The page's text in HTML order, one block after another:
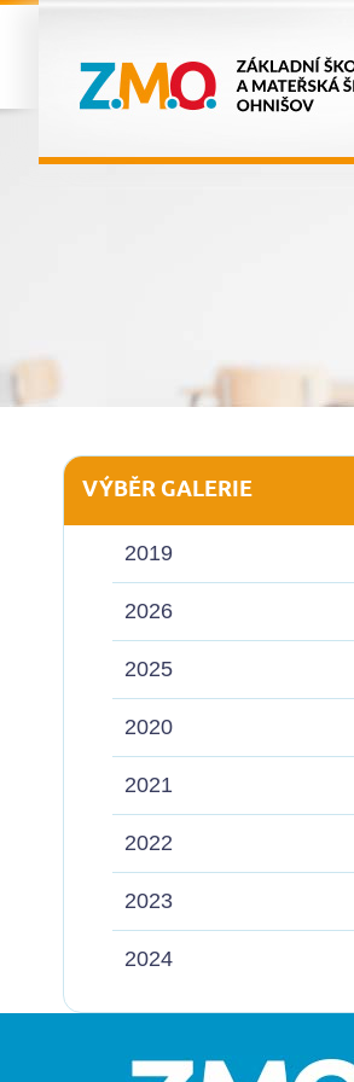
VÝBĚR GALERIE
2019
2026
2025
2020
2021
2022
2023
2024